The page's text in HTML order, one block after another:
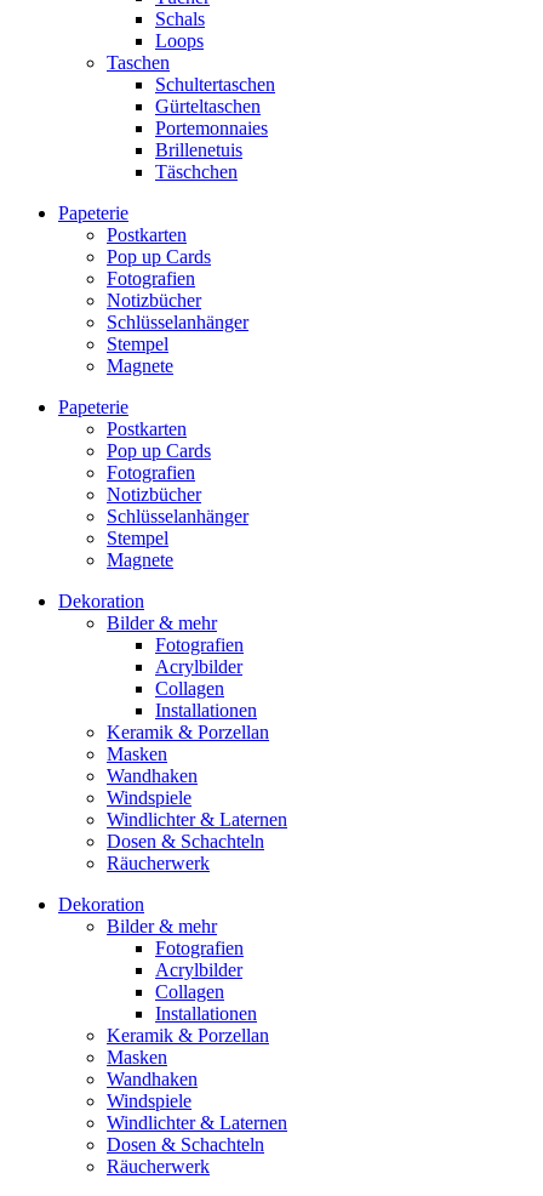
Schals
Loops
Taschen
Schultertaschen
Gürteltaschen
Portemonnaies
Brillenetuis
Täschchen
Papeterie
Postkarten
Pop up Cards
Fotografien
Notizbücher
Schlüsselanhänger
Stempel
Magnete
Papeterie
Postkarten
Pop up Cards
Fotografien
Notizbücher
Schlüsselanhänger
Stempel
Magnete
Dekoration
Bilder & mehr
Fotografien
Acrylbilder
Collagen
Installationen
Keramik & Porzellan
Masken
Wandhaken
Windspiele
Windlichter & Laternen
Dosen & Schachteln
Räucherwerk
Dekoration
Bilder & mehr
Fotografien
Acrylbilder
Collagen
Installationen
Keramik & Porzellan
Masken
Wandhaken
Windspiele
Windlichter & Laternen
Dosen & Schachteln
Räucherwerk